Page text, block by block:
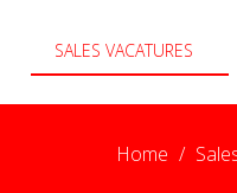
SALES VACATURES
Home